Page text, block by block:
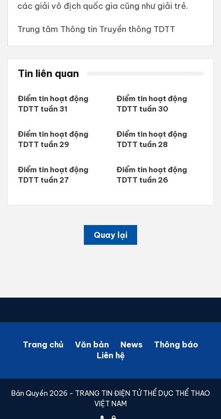
các giải vô địch quốc gia cũng như giải trẻ.
Trung tâm Thông tin Truyền thông TDTT
Tin liên quan
Điểm tin hoạt động
TDTT tuần 31
Điểm tin hoạt động
TDTT tuần 30
Điểm tin hoạt động
TDTT tuần 29
Điểm tin hoạt động
TDTT tuần 28
Điểm tin hoạt động
TDTT tuần 27
Điểm tin hoạt động
TDTT tuần 26
Quay lại
Trang chủ Văn bản News
Thông báo
Liên hệ
Bản Quyền 2026 - TRANG TIN ĐIỆN TỬ THỂ DỤC THỂ THAO
VIỆT NAM